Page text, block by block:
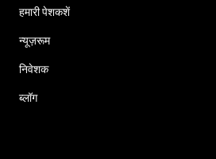
हमारी पेशकशें
न्यूज़रूम
निवेशक
ब्लॉग